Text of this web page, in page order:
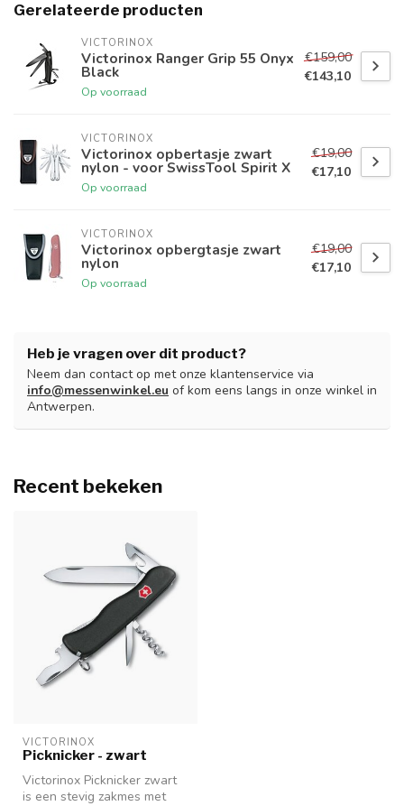
Gerelateerde producten
VICTORINOX
Victorinox Ranger Grip 55 Onyx
Black
Op voorraad
€159,00
€143,10
VICTORINOX
Victorinox opbertasje zwart
nylon - voor SwissTool Spirit X
Op voorraad
€19,00
€17,10
VICTORINOX
Victorinox opbergtasje zwart
nylon
Op voorraad
€19,00
€17,10
Heb je vragen over dit product?
Neem dan contact op met onze klantenservice via
info@messenwinkel.eu of kom eens langs in onze winkel in
Antwerpen.
Recent bekeken
VICTORINOX
Picknicker - zwart
Victorinox Picknicker zwart
is een stevig zakmes met